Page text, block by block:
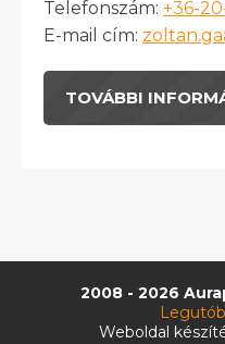
Telefonszám: +36-
E-mail cím:
TOVÁBBI
2008 - 2026
Weboldal